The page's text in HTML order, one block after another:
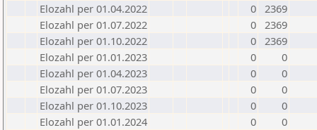
Elozahl per 01.04.2022
0 2369
Elozahl per 01.07.2022
0 2369
Elozahl per 01.10.2022
0 2369
Elozahl per 01.01.2023
0
0
Elozahl per 01.04.2023
0
0
Elozahl per 01.07.2023
0
0
Elozahl per 01.10.2023
0
0
Elozahl per 01.01.2024
0 0